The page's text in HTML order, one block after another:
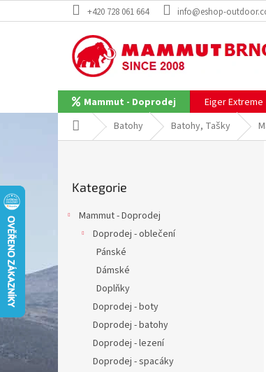
na
+420 728 061 664 info@eshop-
Mammut - Doprodej Eiger Extreme
Domů Batohy Batohy, Tašky
í
a
n
kategorie
Kategorie
Mammut - Doprodej
Doprodej - oblečení
Pánské
Dámské
Doplňky
Doprodej - boty
Doprodej - batohy
Doprodej - lezení
Doprodej - spacáky